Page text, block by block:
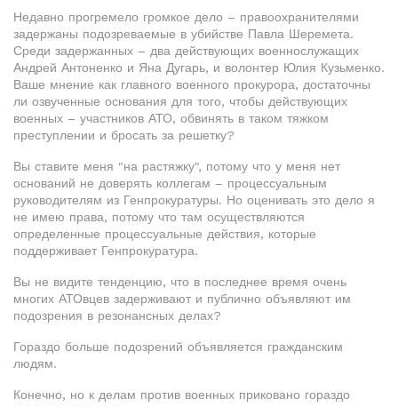
Недавно прогремело громкое дело – правоохранителями
задержаны подозреваемые в убийстве Павла Шеремета.
Среди задержанных – два действующих военнослужащих
Андрей Антоненко и Яна Дугарь, и волонтер Юлия Кузьменко.
Ваше мнение как главного военного прокурора, достаточны
ли озвученные основания для того, чтобы действующих
военных – участников АТО, обвинять в таком тяжком
преступлении и бросать за решетку?
Вы ставите меня "на растяжку", потому что у меня нет
оснований не доверять коллегам – процессуальным
руководителям из Генпрокуратуры. Но оценивать это дело я
не имею права, потому что там осуществляются
определенные процессуальные действия, которые
поддерживает Генпрокуратура.
Вы не видите тенденцию, что в последнее время очень
многих АТОвцев задерживают и публично объявляют им
подозрения в резонансных делах?
Гораздо больше подозрений объявляется гражданским
людям.
Конечно, но к делам против военных приковано гораздо